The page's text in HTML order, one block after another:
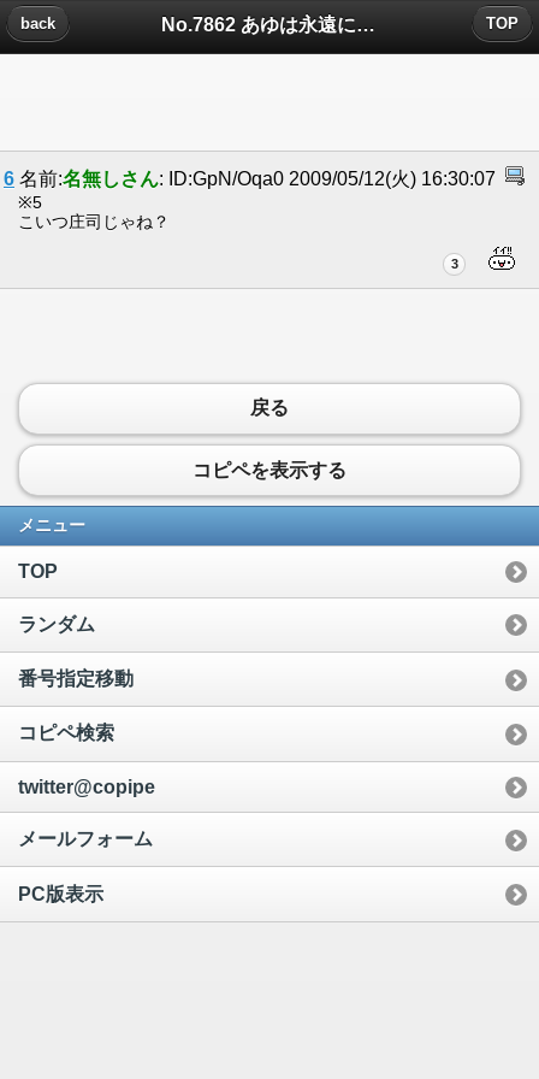
No.7862 あゆは永遠にについたコメント
back TOP
6 名前:名無しさん: ID:GpN/Oqa0 2009/05/12(火) 16:30:07
※5
こいつ庄司じゃね？
3
戻る
コピペを表示する
メニュー
TOP
ランダム
番号指定移動
コピペ検索
twitter@copipe
メールフォーム
PC版表示